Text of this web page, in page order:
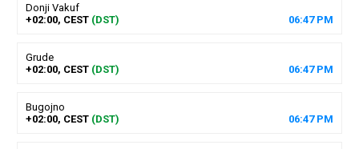
Donji Vakuf
+02:00, CEST (DST) 06:47PM
Grude
+02:00, CEST (DST) 06:47PM
Bugojno
+02:00, CEST (DST) 06:47PM